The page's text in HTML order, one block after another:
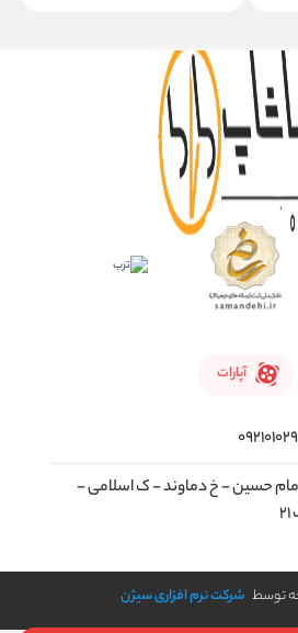
آپارات
حسین - خ دماوند - ک اسلامی -
توسط شرکت نرم افزاری سیژن